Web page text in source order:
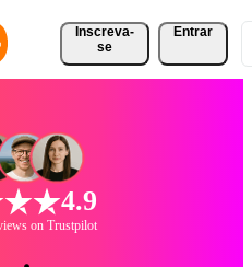
Inscreva-
se
Entrar
4.9
on Trustpilot